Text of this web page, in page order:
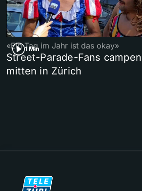
1 Min
«Ein Tag im Jahr ist das okay»
Street-Parade-Fans campen
mitten in Zürich